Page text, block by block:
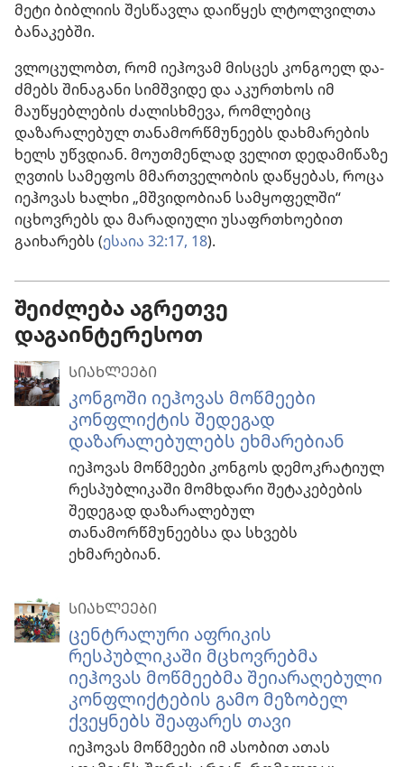
მეტი ბიბლიის შესწავლა დაიწყეს ლტოლვილთა
ბანაკებში.
ვლოცულობთ, რომ იეჰოვამ მისცეს კონგოელ და-
ძმებს შინაგანი სიმშვიდე და აკურთხოს იმ
მაუწყებლების ძალისხმევა, რომლებიც
დაზარალებულ თანამორწმუნეებს დახმარების
ხელს უწვდიან. მოუთმენლად ველით დედამიწაზე
ღვთის სამეფოს მმართველობის დაწყებას, როცა
იეჰოვას ხალხი „მშვიდობიან სამყოფელში“
იცხოვრებს და მარადიული უსაფრთხოებით
გაიხარებს (ესაია 32:17, 18).
შეიძლება აგრეთვე
დაგაინტერესოთ
ᲡᲘᲐᲮᲚᲔᲔᲑᲘ
კონგოში იეჰოვას მოწმეები
კონფლიქტის შედეგად
დაზარალებულებს ეხმარებიან
იეჰოვას მოწმეები კონგოს დემოკრატიულ
რესპუბლიკაში მომხდარი შეტაკებების
შედეგად დაზარალებულ
თანამორწმუნეებსა და სხვებს
ეხმარებიან.
ᲡᲘᲐᲮᲚᲔᲔᲑᲘ
ცენტრალური აფრიკის
რესპუბლიკაში მცხოვრებმა
იეჰოვას მოწმეებმა შეიარაღებული
კონფლიქტების გამო მეზობელ
ქვეყნებს შეაფარეს თავი
იეჰოვას მოწმეები იმ ასობით ათას